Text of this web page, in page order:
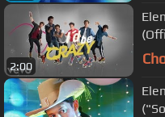
2:00